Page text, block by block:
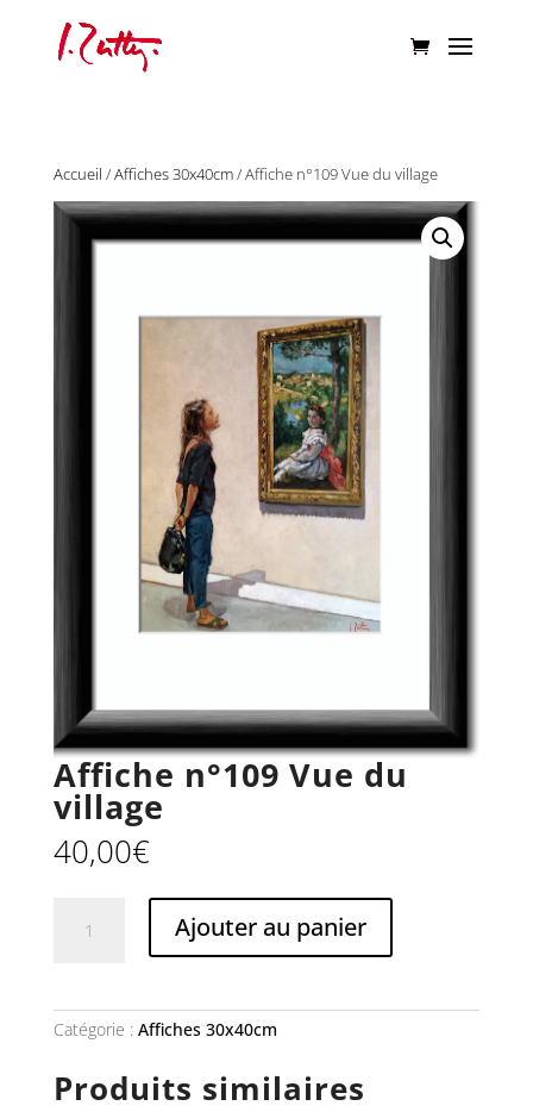
Accueil /Affiches 30x40cm/ Affiche n°109 Vue du village
Affiche n°109 Vue du
village
40,00€
du
Ajouter au panier
Catégorie : Affiches 30x40cm
Produits similaires